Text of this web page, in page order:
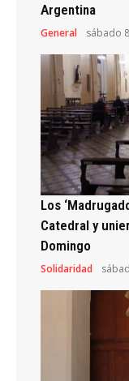
Argentina
General sábado
Los
Catedral y
Domingo
Solidaridad